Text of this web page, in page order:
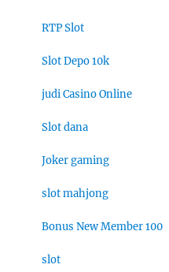
RTP Slot
Slot Depo 10k
judi Casino Online
Slot dana
Joker gaming
slot mahjong
Bonus New Member 100
slot